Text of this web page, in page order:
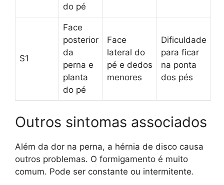
do pé
S1
Face
posterior
da
perna e
planta
do pé
Face
lateral do
pé e dedos
menores
Dificuldade
para ficar
na ponta
dos pés
Outros sintomas associados
Além da dor na perna, a hérnia de disco causa
outros problemas. O formigamento é muito
comum. Pode ser constante ou intermitente.